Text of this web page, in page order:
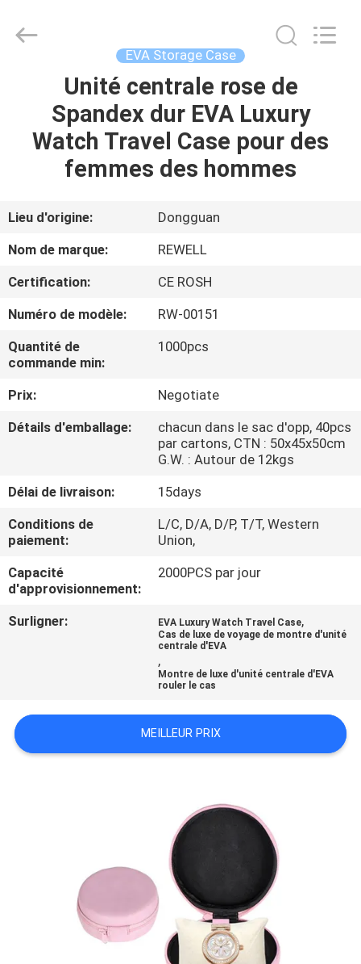
MAISON
PRODUITS
SUJET
DE
NOUS
VISITE
D'USINE
CONTRÔLE
DE
DU
SITE
PRIVACY
Limited.
EVA Storage Case
Unité centrale rose de
Spandex dur EVA Luxury
Watch Travel Case pour des
femmes des hommes
Lieu d'origine:
Dongguan
Nom de marque:
REWELL
Certification:
CE ROSH
Numéro de modèle:
RW-00151
Quantité de
commande min:
1000pcs
Prix:
Negotiate
Détails d'emballage:
chacun dans le sac d'opp, 40pcs
par cartons, CTN : 50x45x50cm
G.W. : Autour de 12kgs
Délai de livraison:
15days
Conditions de
paiement:
L/C, D/A, D/P, T/T, Western
Union,
Capacité
d'approvisionnement:
2000PCS par jour
Surligner: EVA Luxury Watch Travel Case,
Cas de luxe de voyage de montre d'unité
centrale d'EVA
,
Montre de luxe d'unité centrale d'EVA
rouler le cas
MEILLEUR PRIX